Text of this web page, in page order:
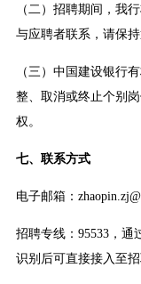
（二）招聘期间，我
与应聘者联系，请保持
（三）中国建设银行
整、取消或终止个别
权。
七、联系方式
电子邮箱：
招聘专线：95533，通
识别后可直接接入至招